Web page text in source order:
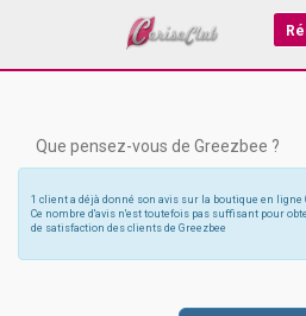
Que pensez-vous de Greezbee ?
1 client a déjà donné son avis sur la boutique en ligne
Ce nombre d'avis n'est toutefois pas suffisant pour
de satisfaction des clients de Greezbee